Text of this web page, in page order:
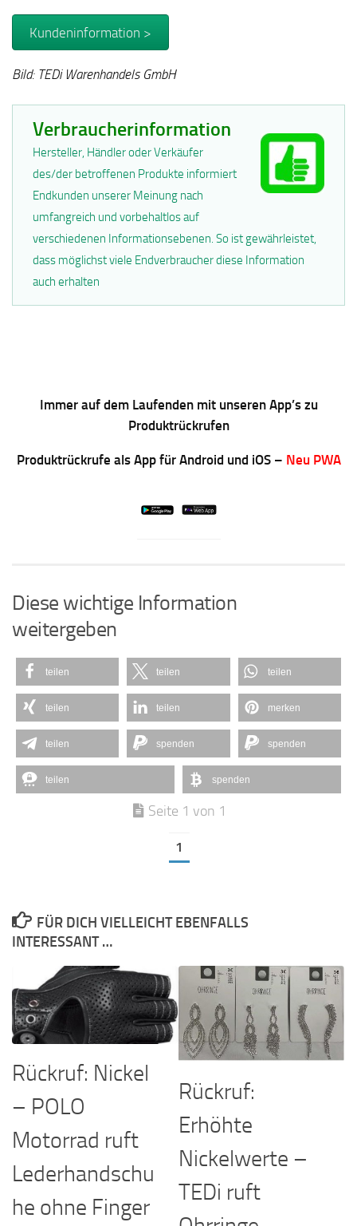
Kundeninformation >
Bild: TEDi Warenhandels GmbH
Verbraucherinformation
Hersteller, Händler oder Verkäufer
des/der betroffenen Produkte informiert
Endkunden unserer Meinung nach
umfangreich und vorbehaltlos auf
verschiedenen Informationsebenen. So ist gewährleistet,
dass möglichst viele Endverbraucher diese Information
auch erhalten
Immer auf dem Laufenden mit unseren App’s zu
Produktrückrufen
Produktrückrufe als App für Android und iOS – Neu PWA
Diese wichtige Information
weitergeben
teilen teilen teilen
teilen teilen merken
teilen spenden spenden
teilen spenden
Seite 1 von 1
1
FÜR DICH VIELLEICHT EBENFALLS
INTERESSANT …
Rückruf: Nickel
– POLO
Motorrad ruft
Lederhandschu
he ohne Finger
Rückruf:
Erhöhte
Nickelwerte –
TEDi ruft